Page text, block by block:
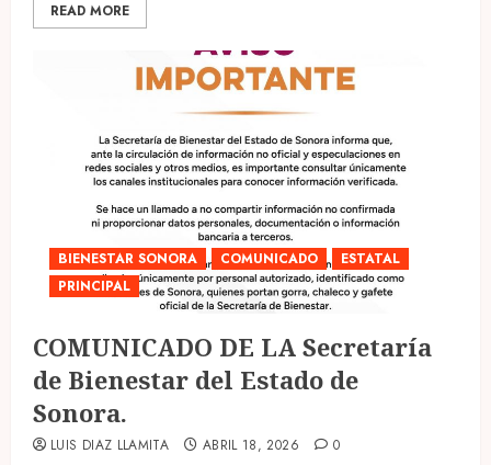
READ MORE
BIENESTAR SONORA COMUNICADO
ESTATAL
PRINCIPAL
COMUNICADO DE LA Secretaría
de Bienestar del Estado de
Sonora.
LUIS DIAZ LLAMITA ABRIL 18, 2026 0